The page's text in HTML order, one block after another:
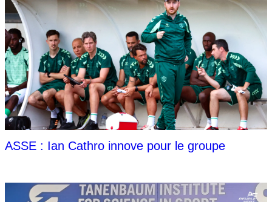
ASSE : Ian Cathro innove pour le groupe